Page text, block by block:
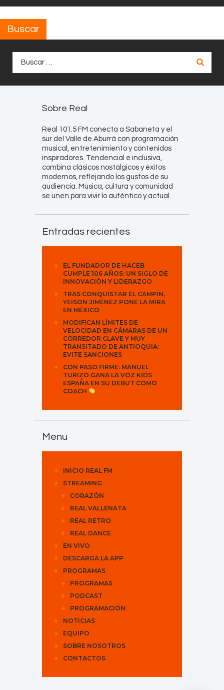
Buscar
Sobre Real
Real 101.5 FM conecta a Sabaneta y el
sur del Valle de Aburrá con programación
musical, entretenimiento y contenidos
inspiradores. Tendencial e inclusiva,
combina clásicos nostálgicos y éxitos
modernos, reflejando los gustos de su
audiencia. Música, cultura y comunidad
se unen para vivir lo auténtico y actual.
Entradas recientes
EL FUNDADOR DE HACEB
CUMPLE 106 AÑOS: UN SIGLO DE
INNOVACIÓN Y LIDERAZGO
TRAS CONQUISTAR EL CAMPÍN,
YEISON JIMÉNEZ PONE LA MIRA
EN MÉXICO
MODIFICAN LÍMITES DE
VELOCIDAD EN CÁMARAS DE UN
CORREDOR CLAVE Y MUY
TRANSITADO DE ANTIOQUIA:
EVITE SANCIONES
CON PASO FIRME: MANUEL
TURIZO GANA LA VOZ KIDS
ESPAÑA EN SU DEBUT COMO
COACH
Menu
INICIO REAL FM
STREAMING
CORAZÓN
REAL VALLENATA
REAL RETRO
REAL DANCE
EN VIVO
DESCARGA LA APP
PROGRAMAS
PROGRAMAS
PODCAST
PROGRAMACIÓN
NOTICIAS
EQUIPO
SOBRE NOSOTROS
CONTACTOS